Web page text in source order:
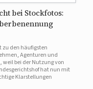
bei Stockfotos:
zu den häufigsten
Agenturen und
bei der Nutzung von
hat nun mit
Klarstellungen